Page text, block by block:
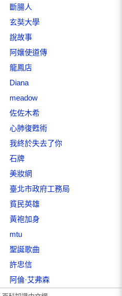
斷腸人
玄奘大學
說故事
阿孃使道傳
龍鳳店
Diana
meadow
佐佐木希
心肺復甦術
我終於失去了你
石牌
美妝網
臺北市政府工務局
貧民英雄
黃袍加身
mtu
聖誕歌曲
許忠信
阿倫·艾弗森